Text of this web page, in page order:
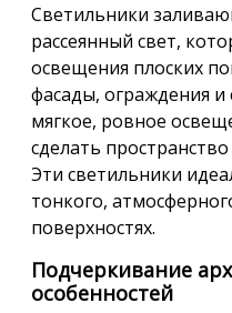
Светильники
рассеянный свет,
освещения плоских
фасады, ограждения
мягкое, ровное
сделать
Эти светильники
тонкого,
поверхностях.
Подчеркивание
особенностей